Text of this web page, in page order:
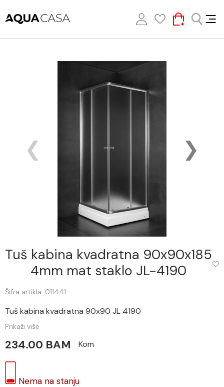
Tuš kabina kvadratna 90x90x185
4mm mat staklo JL-4190
Šifra artikla: 011441
Tuš kabina kvadratna 90x90 JL 4190
Prikaži više
234.00 BAM Kom
Nema na stanju